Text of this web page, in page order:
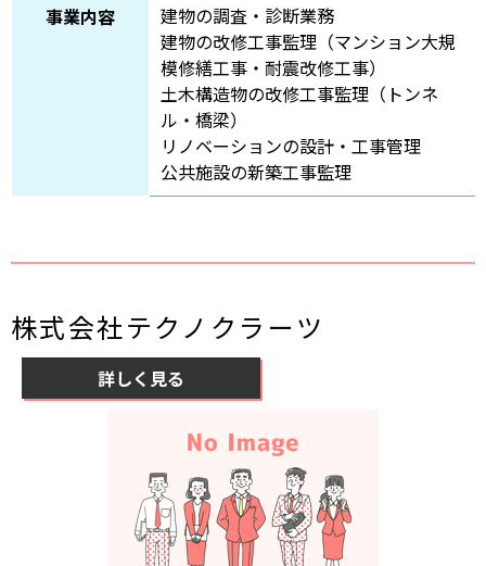
事業内容
建物の調査・診断業務
建物の改修工事監理（マンション大規
模修繕工事・耐震改修工事）
土木構造物の改修工事監理（トンネ
ル・橋梁）
リノベーションの設計・工事管理
公共施設の新築工事監理
株式会社テクノクラーツ
詳しく見る